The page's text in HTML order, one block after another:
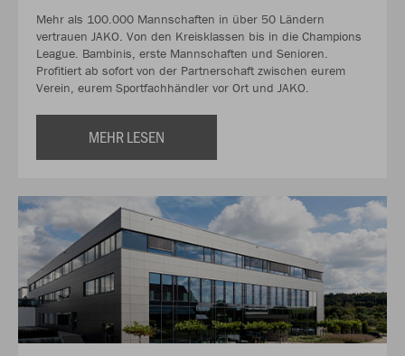
Mehr als 100.000 Mannschaften in über 50 Ländern
vertrauen JAKO. Von den Kreisklassen bis in die Champions
League. Bambinis, erste Mannschaften und Senioren.
Profitiert ab sofort von der Partnerschaft zwischen eurem
Verein, eurem Sportfachhändler vor Ort und JAKO.
MEHR LESEN